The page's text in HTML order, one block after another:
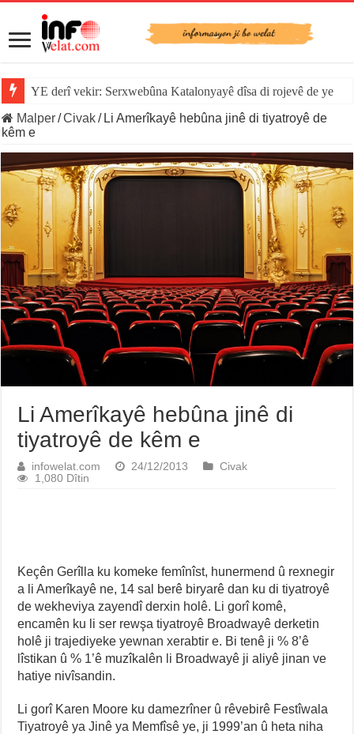
YE derî vekir: Serxwebûna Katalonyayê dîsa di rojevê de ye
Malper/Civak/ Li Amerîkayê hebûna jinê di tiyatroyê de
kêm e
Li Amerîkayê hebûna jinê di
tiyatroyê de kêm e
infowelat.com 24/12/2013
Civak
1,080 Dîtin
Keçên Gerîlla ku komeke femînîst, hunermend û rexnegir
a li Amerîkayê ne, 14 sal berê biryarê dan ku di tiyatroyê
de wekheviya zayendî derxin holê. Li gorî komê,
encamên ku li ser rewşa tiyatroyê Broadwayê derketin
holê ji trajediyeke yewnan xerabtir e. Bi tenê ji % 8’ê
lîstikan û % 1’ê muzîkalên li Broadwayê ji aliyê jinan ve
hatiye nivîsandin.
Li gorî Karen Moore ku damezrîner û rêvebirê Festîwala
Tiyatroyê ya Jinê ya Memfîsê ye, ji 1999’an û heta niha